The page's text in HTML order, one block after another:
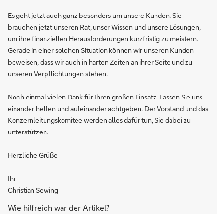
Es geht jetzt auch ganz besonders um unsere Kunden. Sie
brauchen jetzt unseren Rat, unser Wissen und unsere Lösungen,
um ihre finanziellen Herausforderungen kurzfristig zu meistern.
Gerade in einer solchen Situation können wir unseren Kunden
beweisen, dass wir auch in harten Zeiten an ihrer Seite und zu
unseren Verpflichtungen stehen.
Noch einmal vielen Dank für Ihren großen Einsatz. Lassen Sie uns
einander helfen und aufeinander achtgeben. Der Vorstand und das
Konzernleitungskomitee werden alles dafür tun, Sie dabei zu
unterstützen.
Herzliche Grüße
Ihr
Christian Sewing
Wie hilfreich war der Artikel?